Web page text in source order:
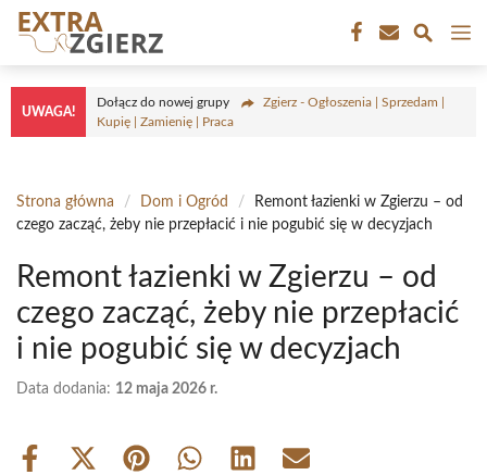
Przejdź
treści
UWAGA!
Dołącz do nowej grupy
Zgierz - Ogłoszenia | Sprzedam |
Kupię | Zamienię | Praca
Strona główna / Dom i Ogród /
Remont łazienki w Zgierzu – od
czego zacząć, żeby nie przepłacić i nie pogubić się w decyzjach
Remont łazienki w Zgierzu – od
czego zacząć, żeby nie przepłacić
i nie pogubić się w decyzjach
Data dodania: 12 maja 2026 r.
Share
Share Share Share Share Share